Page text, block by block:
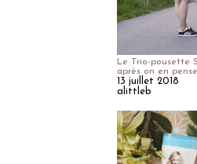
Le Trio-pousette
après on en
13 juillet 2018
alittleb